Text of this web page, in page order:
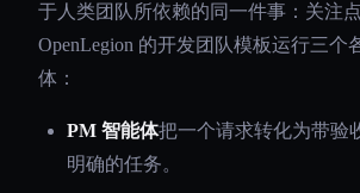
于人类团队所依赖的同一件事：关注点
OpenLegion 的开发团队模板运行三个
体：
PM 智能体把一个请求转化为带验
明确的任务。